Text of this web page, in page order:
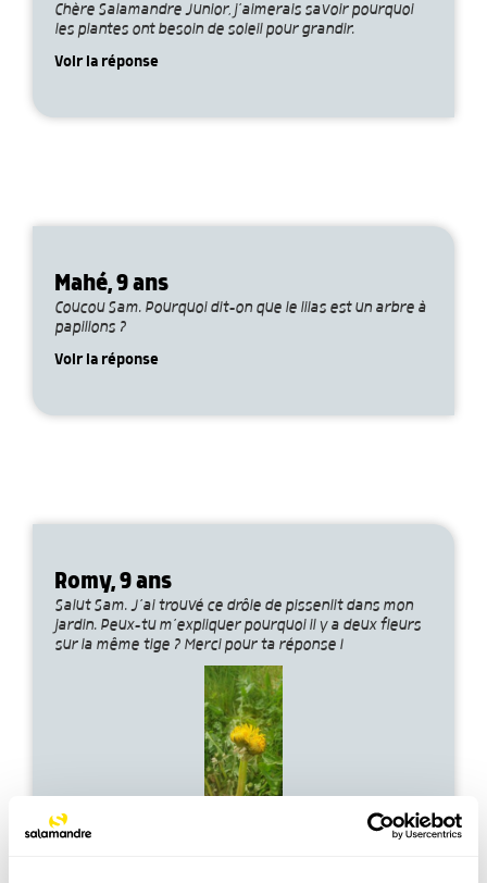
Chère Salamandre Junior, j’aimerais savoir pourquoi
les plantes ont besoin de soleil pour grandir.
Voir la réponse
Mahé, 9 ans
Coucou Sam. Pourquoi dit-on que le lilas est un arbre à
papillons ?
Voir la réponse
Romy, 9 ans
Salut Sam. J’ai trouvé ce drôle de pissenlit dans mon
jardin. Peux-tu m’expliquer pourquoi il y a deux fleurs
sur la même tige ? Merci pour ta réponse !
Voir la réponse